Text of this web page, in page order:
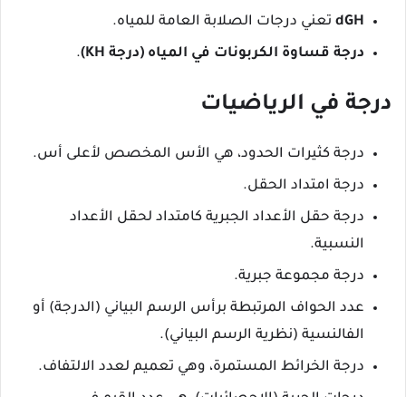
dGH تعني درجات الصلابة العامة للمياه.
درجة قساوة الكربونات في المياه (درجة KH) .
درجة في الرياضيات
درجة كثيرات الحدود، هي الأس المخصص لأعلى أس.
درجة امتداد الحقل.
درجة حقل الأعداد الجبرية كامتداد لحقل الأعداد
النسبية.
درجة مجموعة جبرية.
عدد الحواف المرتبطة برأس الرسم البياني (الدرجة) أو
الفالنسية (نظرية الرسم البياني).
درجة الخرائط المستمرة، وهي تعميم لعدد الالتفاف.